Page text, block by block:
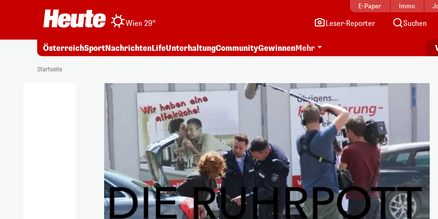
E-Paper Immo
Wien 29° Leser-Reporter Suchen
ÖsterreichSportNachrichtenLifeUnterhaltungCommunityGewinnenMehr
Startseite